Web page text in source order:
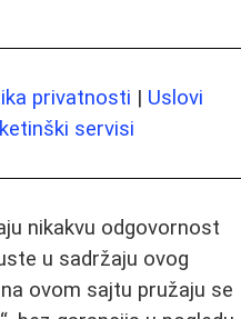
privatnosti | Uslovi
servisi
nikakvu odgovornost
u sadržaju ovog
ovom sajtu pružaju se